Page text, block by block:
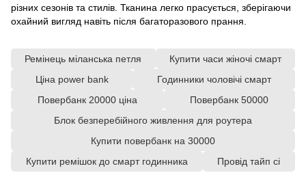
різних сезонів та стилів. Тканина легко прасується, зберігаючи
охайний вигляд навіть після багаторазового прання.
Ремінець міланська петля
Купити часи жіночі смарт
Ціна power bank
Годинники чоловічі смарт
Повербанк 20000 ціна
Повербанк 50000
Блок безперебійного живлення для роутера
Купити повербанк на 30000
Купити ремішок до смарт годинника
Провід тайп сі